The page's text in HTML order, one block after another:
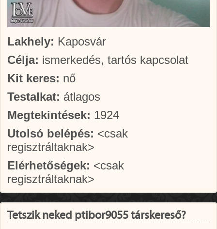
Lakhely: Kaposvár
Célja: ismerkedés, tartós kapcsolat
Kit keres: nő
Testalkat: átlagos
Megtekintések: 1924
Utolsó belépés: <csak
regisztráltaknak>
Elérhetőségek: <csak
regisztráltaknak>
Tetszik neked ptibor9055 társkereső?